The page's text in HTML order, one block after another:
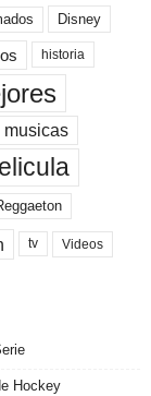
Disney
historia
musicas
tv Videos
Hockey